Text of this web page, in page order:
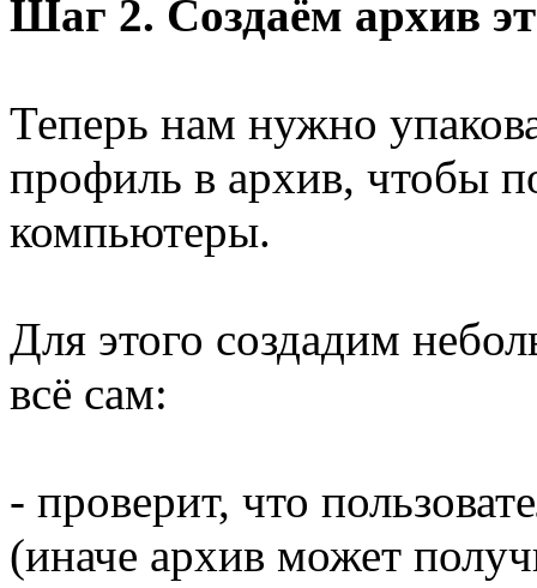
Шаг 2. Создаём архив
Теперь нам нужно
профиль в архив, чтобы
компьютеры.
Для этого создадим
всё сам:
- проверит, что
(иначе архив может